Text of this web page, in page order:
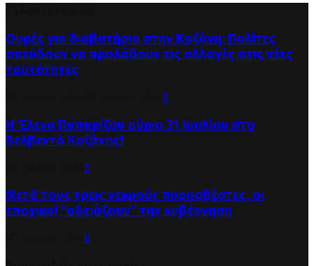
Ουρές για διαβατήρια στην Κοζάνη: Πολίτες
σπεύδουν να προλάβουν τις αλλαγές στις νέες
ταυτότητες
0
Η Έλενα Παπαρίζου αύριο 31 Ιουλίου στο
Βελβεντό Κοζάνης!
0
Μετά τους τρεις νεκρούς πυροσβέστες, οι
εποχικοί “αδειάζουν” την κυβέρνηση
0